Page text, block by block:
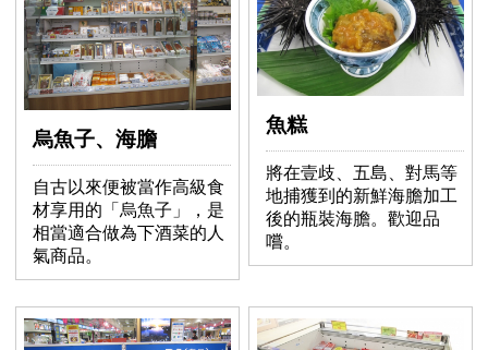
烏魚子、海膽
自古以來便被當作高級食
材享用的「烏魚子」，是
相當適合做為下酒菜的人
氣商品。
魚糕
將在壹歧、五島、對馬等
地捕獲到的新鮮海膽加工
後的瓶裝海膽。歡迎品
嚐。